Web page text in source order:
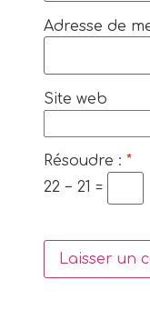
Adresse de
Site web
Résoudre : *
22 − 21 =